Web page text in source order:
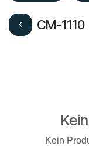
CM-1110
Kein